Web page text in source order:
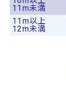
11m未満
11m以上
12m未満